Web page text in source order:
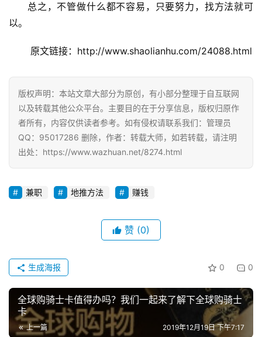
总之，不管做什么都不容易，只要努力，找方法就可
以。
版权声明：本站文章大部分为原创，有小部分整理于自互联网
以及转载其他公众平台。主要目的在于分享信息，版权归原作
者所有，内容仅供读者参考。如有侵权请联系我们：管理员
QQ：95017286 删除，作者：转载大师，如若转载，请注明
出处：https://www.wazhuan.net/8274.html
兼职 地推方法 赚钱
赞 (0)
0 0
生成海报
全球购骑士卡值得办吗？我们一起来了解下全球购骑士
卡
上一篇 2019年12月19日 下午7:17